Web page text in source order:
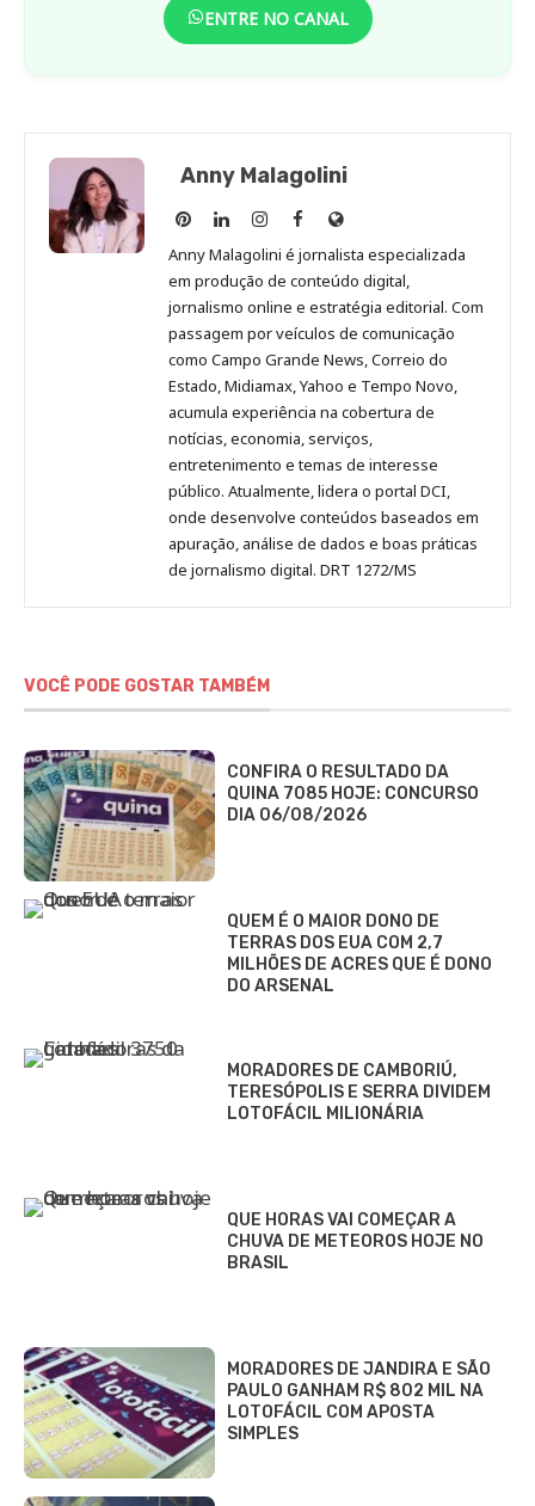
ENTRE NO CANAL
Anny Malagolini
Anny
Malagolini
no
Pinterest
Anny
Malagolini
no
LinkedIn
Anny
Malagolini
no
Instagram
Anny
Malagolini
no
Facebook
Site
de
Anny
Malagolini
Anny Malagolini é jornalista especializada
em produção de conteúdo digital,
jornalismo online e estratégia editorial. Com
passagem por veículos de comunicação
como Campo Grande News, Correio do
Estado, Midiamax, Yahoo e Tempo Novo,
acumula experiência na cobertura de
notícias, economia, serviços,
entretenimento e temas de interesse
público. Atualmente, lidera o portal DCI,
onde desenvolve conteúdos baseados em
apuração, análise de dados e boas práticas
de jornalismo digital. DRT 1272/MS
VOCÊ PODE GOSTAR TAMBÉM
CONFIRA O RESULTADO DA
QUINA 7085 HOJE: CONCURSO
DIA 06/08/2026
QUEM É O MAIOR DONO DE
TERRAS DOS EUA COM 2,7
MILHÕES DE ACRES QUE É DONO
DO ARSENAL
MORADORES DE CAMBORIÚ,
TERESÓPOLIS E SERRA DIVIDEM
LOTOFÁCIL MILIONÁRIA
QUE HORAS VAI COMEÇAR A
CHUVA DE METEOROS HOJE NO
BRASIL
MORADORES DE JANDIRA E SÃO
PAULO GANHAM R$ 802 MIL NA
LOTOFÁCIL COM APOSTA
SIMPLES